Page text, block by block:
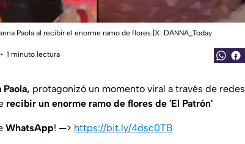
Paola al recibir el enorme ramo de flores.|X: DANNA_Today
1 minuto lectura
Paola, protagonizó un momento viral a través de redes
recibir un enorme ramo de flores de 'El Patrón'
WhatsApp! —> https://bit.ly/4dsc0TB